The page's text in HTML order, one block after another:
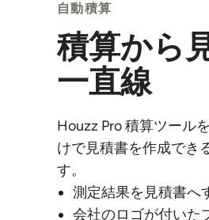
自動積算
積算から
一直線
Houzz Pro 積算ツール
けで見積書を作成でき
す。
測定結果を見積書へ
会社のロゴが付いた